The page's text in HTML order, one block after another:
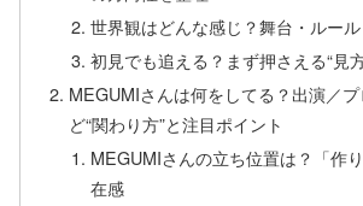
世界観はどんな感じ？舞台・ルー
初見でも追える？まず押さえる“見
MEGUMIさんは何をしてる？出演／
ど“関わり方”と注目ポイント
MEGUMIさんの立ち位置は？「作
在感